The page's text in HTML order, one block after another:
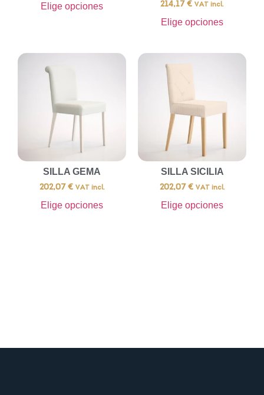
Elige opciones
214,17 € VAT incl.
Elige opciones
SILLA GEMA
202,07 € VAT incl.
Elige opciones
SILLA SICILIA
202,07 € VAT incl.
Elige opciones